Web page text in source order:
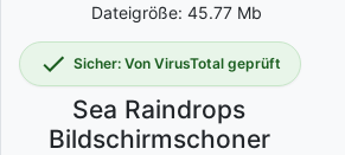
Dateigröße: 45.77 Mb
Sicher: Von VirusTotal geprüft
Sea Raindrops
Bildschirmschoner